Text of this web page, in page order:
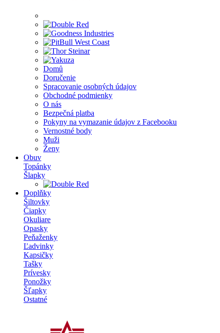
Domů
Doručenie
Spracovanie osobných údajov
Obchodné podmienky
O nás
Bezpečná platba
Pokyny na vymazanie údajov z Facebooku
Vernostné body
Muži
Ženy
Obuv
Topánky
Šlapky
Doplňky
Šiltovky
Čiapky
Okuliare
Opasky
Peňaženky
Ľadvinky
Kapsičky
Tašky
Prívesky
Ponožky
Šľapky
Ostatné